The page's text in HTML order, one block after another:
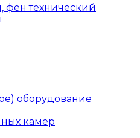
технический
оборудование
камер